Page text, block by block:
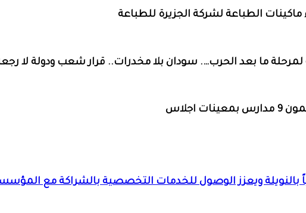
ماكينات الطباعة لشركة الجزيرة للطباعة
ما بعد الحرب…. سودان بلا مخدرات.. قرار شعب ودولة لا
اجلاس
بالنويلة ويعزز الوصول للخدمات التخصصية بالشراكة مع